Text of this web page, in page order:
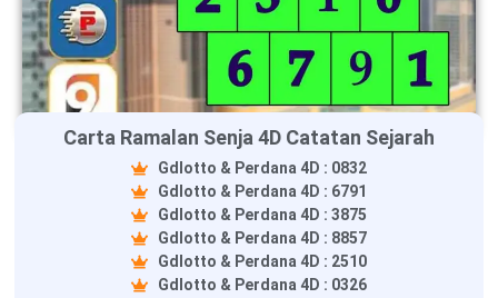
Carta Ramalan Senja 4D Catatan Sejarah
Gdlotto & Perdana 4D : 0832
Gdlotto & Perdana 4D : 6791
Gdlotto & Perdana 4D : 3875
Gdlotto & Perdana 4D : 8857
Gdlotto & Perdana 4D : 2510
Gdlotto & Perdana 4D : 0326